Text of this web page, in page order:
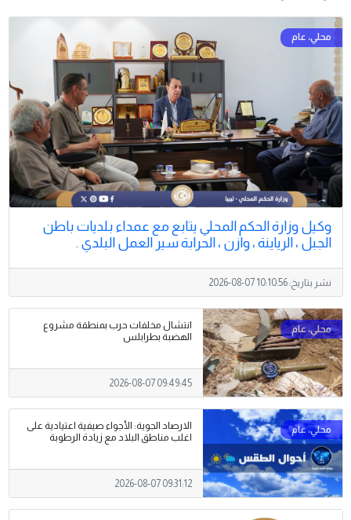
وكيل وزارة الحكم المحلي يتابع مع عمداء بلديات باطن
الجبل ، الرياينة ، وازن ، الحرابة سير العمل البلدي .
نشر بتاريخ:2026-08-07 10:10:56
انتشال مخلفات حرب بمنطقة مشروع
الهضبة بطرابلس
2026-08-07 09:49:45
الارصاد الجوية: الأجواء صيفية اعتيادية على
اغلب مناطق البلاد مع زيادة الرطوبة
2026-08-07 09:31:12